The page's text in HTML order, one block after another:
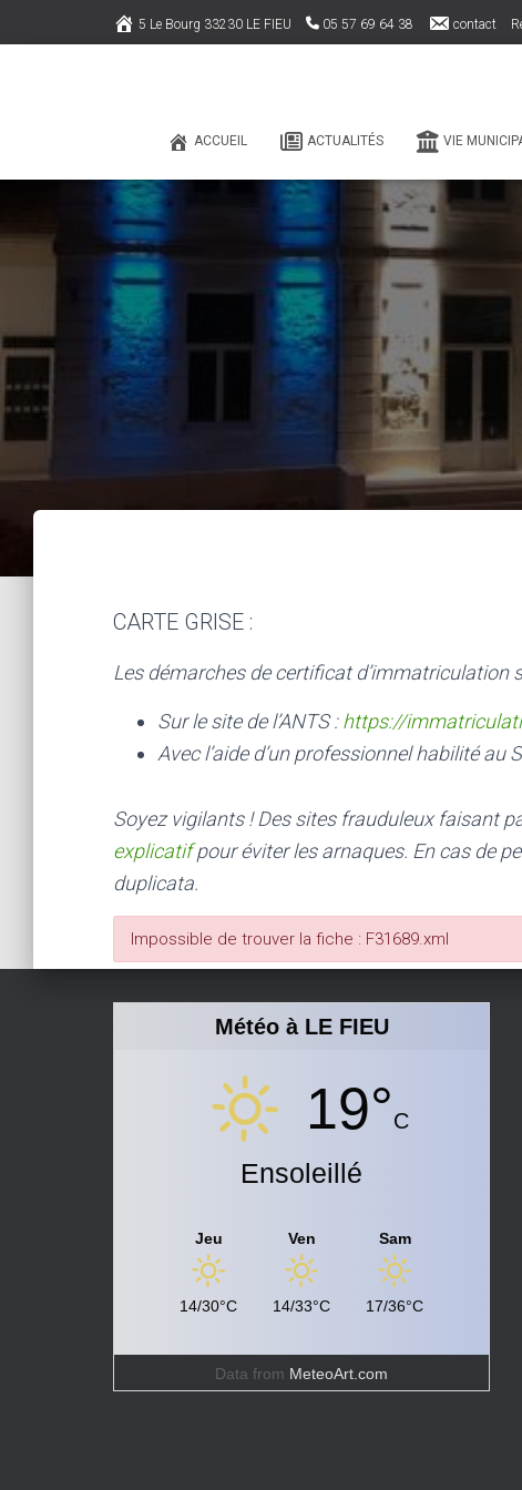
5 Le Bourg 33230 LE FIEU 05 57 69 64 38 contact
ACCUEIL ACTUALITÉS VIE
CARTE GRISE :
Les démarches de certificat d’immatriculation
Sur le site de l’ANTS :https://
Avec l’aide d’un professionnel habilité au
Soyez vigilants ! Des sites frauduleux faisant
explicatifpour éviter les arnaques. En cas de
duplicata.
Impossible de trouver la fiche : F31689.xml
Météo à LE FIEU
19°C
Ensoleillé
Jeu
14/30°C
Ven
14/33°C
Sam
17/36°C
Data from MeteoArt.com